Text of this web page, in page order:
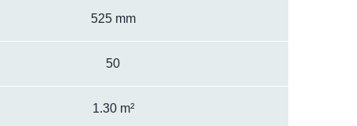
525 mm
50
1.30 m²